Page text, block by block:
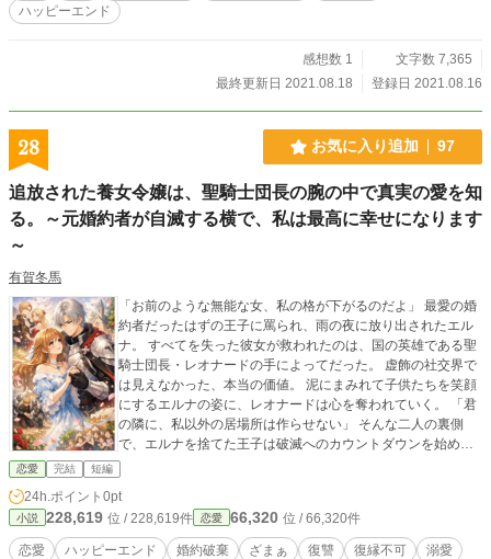
ハッピーエンド
感想数 1
文字数 7,365
最終更新日 2021.08.18
登録日 2021.08.16
28 お気に入り追加 97
追放された養女令嬢は、聖騎士団長の腕の中で真実の愛を知
る。～元婚約者が自滅する横で、私は最高に幸せになります
～
有賀冬馬
「お前のような無能な女、私の格が下がるのだよ」 最愛の婚
約者だったはずの王子に罵られ、雨の夜に放り出されたエル
ナ。 すべてを失った彼女が救われたのは、国の英雄である聖
騎士団長・レオナードの手によってだった。 虚飾の社交界で
は見えなかった、本当の価値。 泥にまみれて子供たちを笑顔
にするエルナの姿に、レオナードは心を奪われていく。 「君
の隣に、私以外の居場所は作らせない」 そんな二人の裏側
で、エルナを捨てた王子は破滅へのカウントダウンを始めて
いた。
恋愛 完結 短編
24h.ポイント 0pt
小説 228,619 位 / 228,619件 恋愛 66,320 位 / 66,320件
恋愛 ハッピーエンド 婚約破棄 ざまぁ 復讐 復縁不可
溺愛